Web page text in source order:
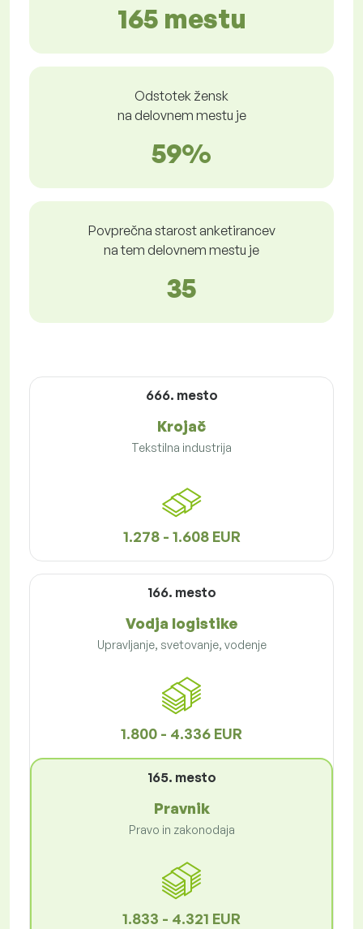
165 mestu
Odstotek žensk
na delovnem mestu je
59%
Povprečna starost anketirancev
na tem delovnem mestu je
35
666. mesto
Krojač
Tekstilna industrija
1.278 - 1.608 EUR
166. mesto
Vodja logistike
Upravljanje, svetovanje, vodenje
1.800 - 4.336 EUR
165. mesto
Pravnik
Pravo in zakonodaja
1.833 - 4.321 EUR